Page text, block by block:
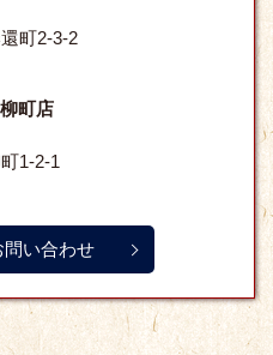
町2-3-2
町店
1-2-1
問い合わせ